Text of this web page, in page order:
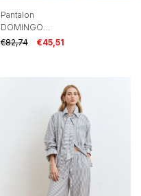
Pantalon
DOMINGO
CHOCO
€82,74 €45,51